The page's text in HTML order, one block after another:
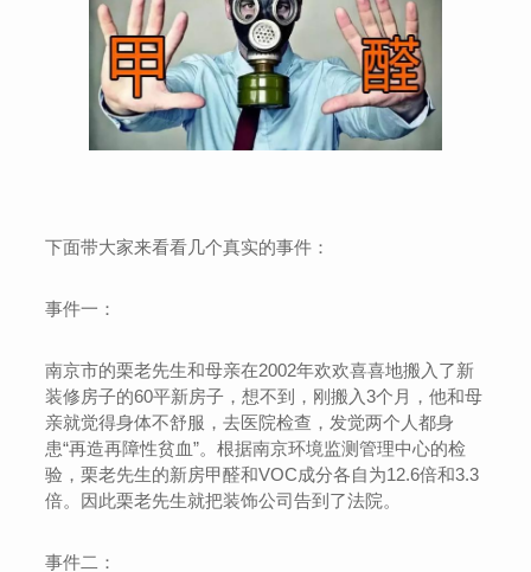
下面带大家来看看几个真实的事件：
事件一：
南京市的栗老先生和母亲在2002年欢欢喜喜地搬入了新
装修房子的60平新房子，想不到，刚搬入3个月，他和母
亲就觉得身体不舒服，去医院检查，发觉两个人都身
患“再造再障性贫血”。根据南京环境监测管理中心的检
验，栗老先生的新房甲醛和VOC成分各自为12.6倍和3.3
倍。因此栗老先生就把装饰公司告到了法院。
事件二：